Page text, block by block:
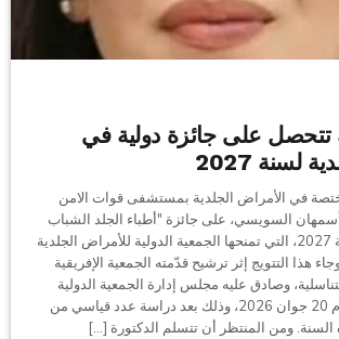
تتحصل على جائزة دولية في
لسنة 2027
في الأمراض الجلدية بمستشفى قوات الامن
السويسي، على جائزة "أطباء الجلد الشباب
للإنجاز الدولي" لسنة 2027، التي تمنحها الجمعية الدولية للأمراض الجلدية
هذا التتويج إثر ترشيح قدّمته الجمعية الإفريقية
وصادق عليه مجلس إدارة الجمعية الدولية
خلال اجتماع عقد يوم 20 جوان 2026، وذلك بعد دراسة عدد قياسي من
ومن المنتظر أن تتسلم الدكتورة […]